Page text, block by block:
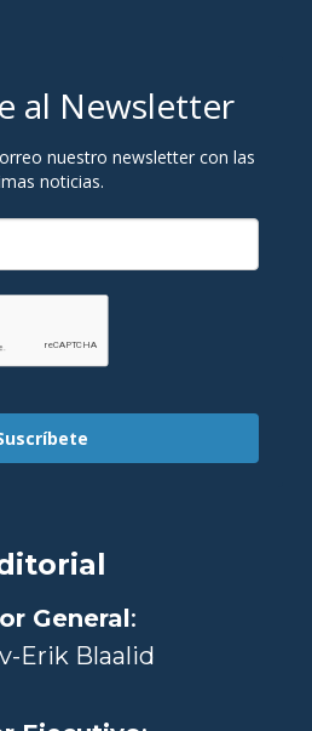
al Newsletter
nuestro newsletter con las
noticias.
General :
Erik Blaalid